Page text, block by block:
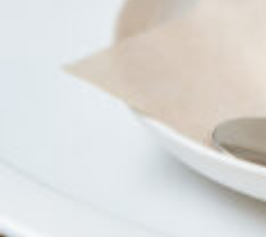
京都おやつクラブ
私と店のはなし
今月の京みやげ